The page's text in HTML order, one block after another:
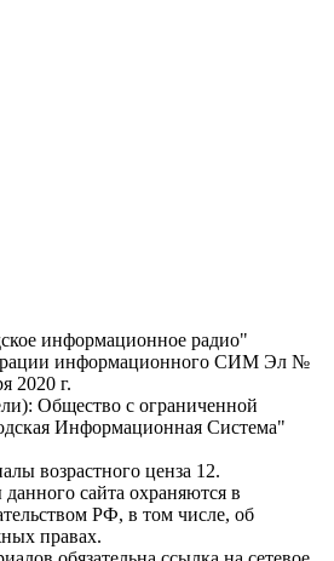
информационное радио"
информационного СИМ Эл №
2020 г.
Общество с ограниченной
Информационная Система"
возрастного ценза 12.
сайта охраняются в
РФ, в том числе, об
правах.